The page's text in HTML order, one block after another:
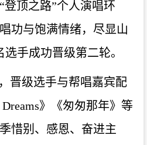
顶之路”个人演唱环
功与饱满情绪，尽显山
手成功晋级第二轮。
晋级选手与帮唱嘉宾配
》《匆匆那年》等
惜别、感恩、奋进主